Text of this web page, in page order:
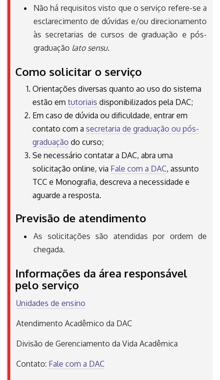
Não há requisitos visto que o serviço refere-se a
esclarecimento de dúvidas e/ou direcionamento
às secretarias de cursos de graduação e pós-
graduação lato sensu.
Como solicitar o serviço
Orientações diversas quanto ao uso do sistema
estão em tutoriais disponibilizados pela DAC;
Em caso de dúvida ou dificuldade, entrar em
contato com a secretaria de graduação ou pós-
graduação do curso;
Se necessário contatar a DAC, abra uma
solicitação online, via Fale com a DAC, assunto
TCC e Monografia, descreva a necessidade e
aguarde a resposta.
Previsão de atendimento
As solicitações são atendidas por ordem de
chegada.
Informações da área responsável
pelo serviço
Unidades de ensino
Atendimento Acadêmico da DAC
Divisão de Gerenciamento da Vida Acadêmica
Contato: Fale com a DAC